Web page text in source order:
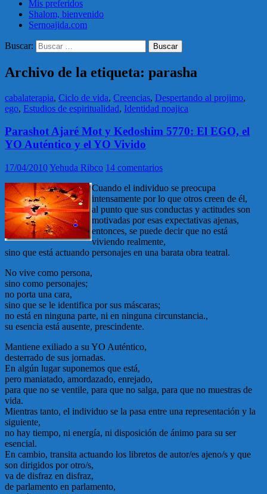
Mis preferidos
Shalom, bienvenido
Sernoajida.com
Buscar:
Archivo de la etiqueta: parasha
cabalaterapia, Ciclo de vida, Creencias, Despertando al projimo,
ego, Estudios de espiritualidad, Identidad noajica
Parashot Ajaré Mot y Kedoshim 5770: El EGO, el
YO Auténtico y el YO Vivido
17/04/2010Yehuda Ribco 14 comentarios
Cuando el individuo se preocupa
intensamente por lo que otros creen de él,
al punto que sus conductas y actitudes son
motivadas por esas expectativas ajenas,
entonces, se puede decir que no está
viviendo realmente,
sino que está actuando personajes en una barata obra teatral.
No vive como persona,
sino como personajes;
no porta una cara,
sino que se le identifica por sus máscaras;
no está en ninguna parte, ni en ninguna circunstancia.,
su esencia está ausente, prescindente.
Mantiene exiliado a su YO Auténtico,
desterrado de sus jornadas.
En algún lugar suponemos que está,
pero maniatado, amordazado, enrejado,
para que no se ventile, para que no salga, para que no muestras de
vida.
Mientras tanto, el individuo se la pasa entre una representación y la
siguiente,
no hay tiempo, ni energía, ni disposición de ánimo para su ser
esencial.
En cambio, transita actuando los libretos de autor/es ajeno/s y que
son dirigidos por otro/s,
va de disfraz en disfraz,
de parlamento en parlamento,